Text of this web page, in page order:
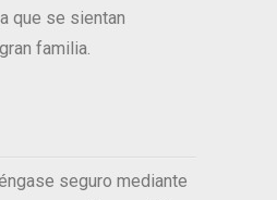
que se sientan
familia.
seguro mediante